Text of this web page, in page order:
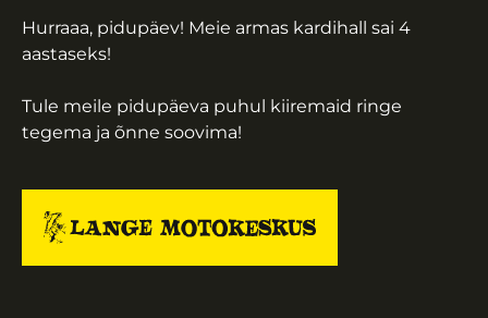
Hurraaa, pidupäev! Meie armas kardihall sai 4
aastaseks!
Tule meile pidupäeva puhul kiiremaid ringe
tegema ja õnne soovima!